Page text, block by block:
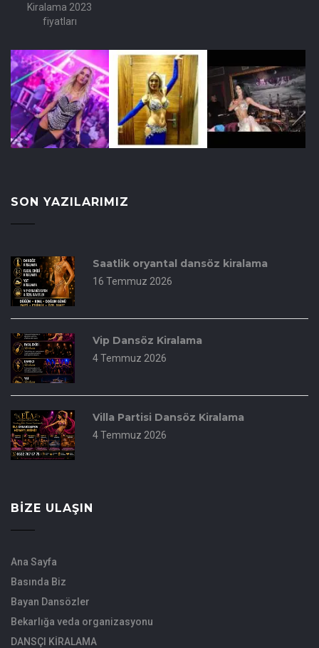
Kiralama 2023
fiyatları
SON YAZILARIMIZ
Saatlik oryantal dansöz kiralama
16 Temmuz 2026
Vip Dansöz Kiralama
4 Temmuz 2026
Villa Partisi Dansöz Kiralama
4 Temmuz 2026
BIZE ULAŞIN
Ana Sayfa
Basında Biz
Bayan Dansözler
Bekarlığa veda organizasyonu
DANSÇI KİRALAMA